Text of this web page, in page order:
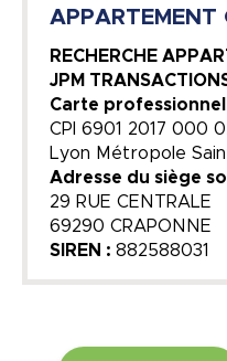
APPARTEMENT
RECHERCHE
JPM
Carte
CPI 6901 2017 000
Lyon Métropole
Adresse du siège
29 RUE CENTRALE
69290 CRAPONNE
SIREN : 882588031